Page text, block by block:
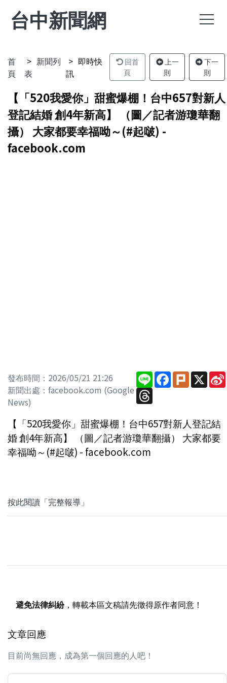
台中新聞網
首
頁
新聞列
表
即時快
訊
回首
頁
上一
則
下一
則
【「520我愛你」甜蜜爆棚！台中657對新人
登記結婚 創4年新高】 （圖／記者游瓊華翻
攝） 大家都要幸福呦～(#起啵) -
facebook.com
發布時間：2026/05/21 21:26
新聞出處：facebook.com (Google
News)
Line Facebook
PlurkX
Threads
【「520我愛你」甜蜜爆棚！台中657對新人登記結
婚 創4年新高】 （圖／記者游瓊華翻攝） 大家都要
幸福呦～(#起啵) - facebook.com
按此閱讀「完整報導」
避免法律糾紛，轉載本區文稿請先徵得原作者同意！
文章回應
目前尚無回應，成為第一個回應的人吧！